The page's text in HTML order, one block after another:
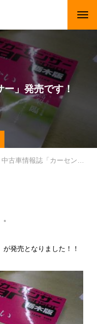
」発売です！
中古車情報誌「カーセンサー」発売です！
発売となりました！！